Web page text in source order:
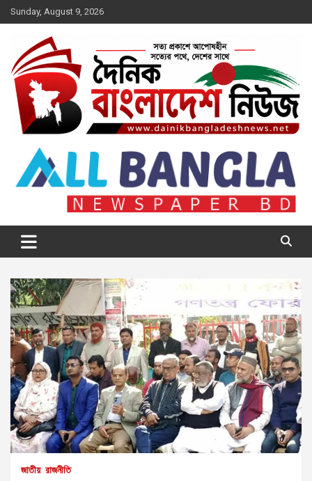
Skip
to
Sunday, August 9, 2026
দৈনিক বাংলাদেশ নিউজ
জাতীয় রাজনীতি